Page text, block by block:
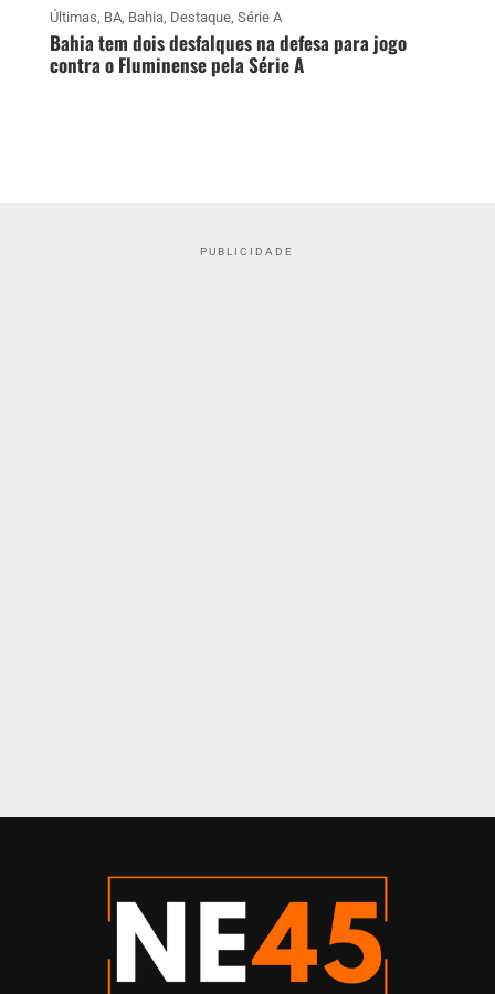
Últimas, BA, Bahia, Destaque, Série A
Bahia tem dois desfalques na defesa para jogo
contra o Fluminense pela Série A
PUBLICIDADE